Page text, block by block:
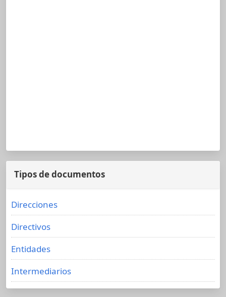
Tipos de documentos
Direcciones
Directivos
Entidades
Intermediarios